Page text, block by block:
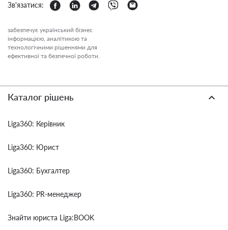
Зв'язатися:
забезпечує український бізнес
інформацією, аналітикою та
технологічними рішеннями для
ефективної та безпечної роботи.
Каталог рішень
Liga360: Керівник
Liga360: Юрист
Liga360: Бухгалтер
Liga360: PR-менеджер
Знайти юриста Liga:BOOK